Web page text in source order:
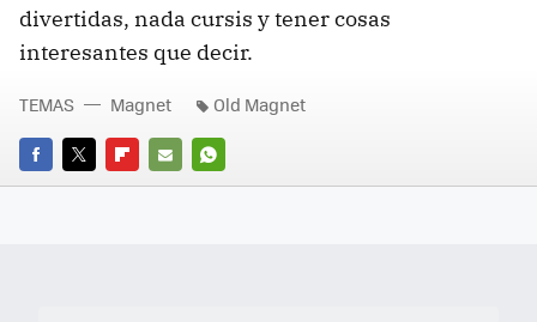
divertidas, nada cursis y tener cosas
interesantes que decir.
FACEBOOK
TWITTERFLIPBOARD
E-
WHATSAPP
TEMAS Magnet Old Magnet